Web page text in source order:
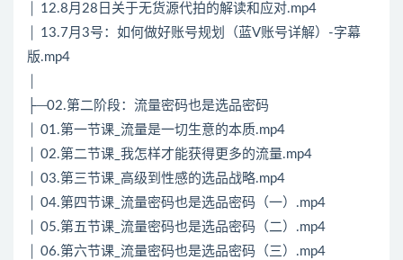
│ 12.8月28日关于无货源代拍的解读和应对.mp4
│ 13.7月3号：如何做好账号规划（蓝V账号详解）-字幕
版.mp4
├─02.第二阶段：流量密码也是选品密码
│ 01.第一节课_流量是一切生意的本质.mp4
│ 02.第二节课_我怎样才能获得更多的流量.mp4
│ 03.第三节课_高级到性感的选品战略.mp4
│ 04.第四节课_流量密码也是选品密码（一）.mp4
│ 05.第五节课_流量密码也是选品密码（二）.mp4
│ 06.第六节课_流量密码也是选品密码（三）.mp4